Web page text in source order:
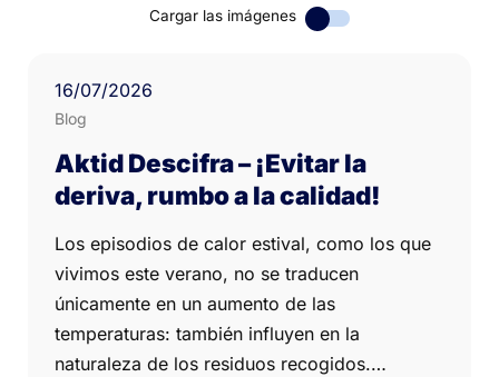
Cargar las imágenes
16/07/2026
Blog
Aktid Descifra – ¡Evitar la
deriva, rumbo a la calidad!
Los episodios de calor estival, como los que
vivimos este verano, no se traducen
únicamente en un aumento de las
temperaturas: también influyen en la
naturaleza de los residuos recogidos.…